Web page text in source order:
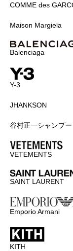
COMME des
Maison Margiela
Balenciaga
Y-3
JHANKSON
谷村正一シャンプ
VETEMENTS
SAINT LAURENT
Emporio Armani
KITH